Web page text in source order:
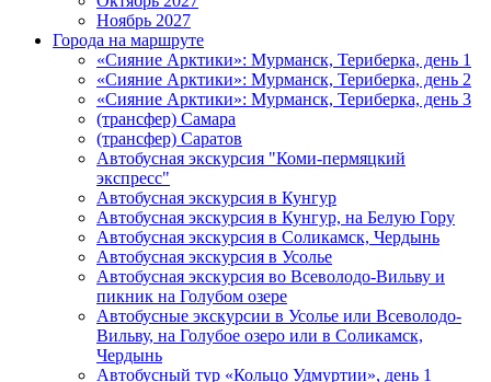
Ноябрь 2027
Города на маршруте
«Сияние Арктики»: Мурманск, Териберка, день 1
«Сияние Арктики»: Мурманск, Териберка, день 2
«Сияние Арктики»: Мурманск, Териберка, день 3
(трансфер) Самара
(трансфер) Саратов
Автобусная экскурсия "Коми-пермяцкий
экспресс"
Автобусная экскурсия в Кунгур
Автобусная экскурсия в Кунгур, на Белую Гору
Автобусная экскурсия в Соликамск, Чердынь
Автобусная экскурсия в Усолье
Автобусная экскурсия во Всеволодо-Вильву и
пикник на Голубом озере
Автобусные экскурсии в Усолье или Всеволодо-
Вильву, на Голубое озеро или в Соликамск,
Чердынь
Автобусный тур «Кольцо Удмуртии», день 1